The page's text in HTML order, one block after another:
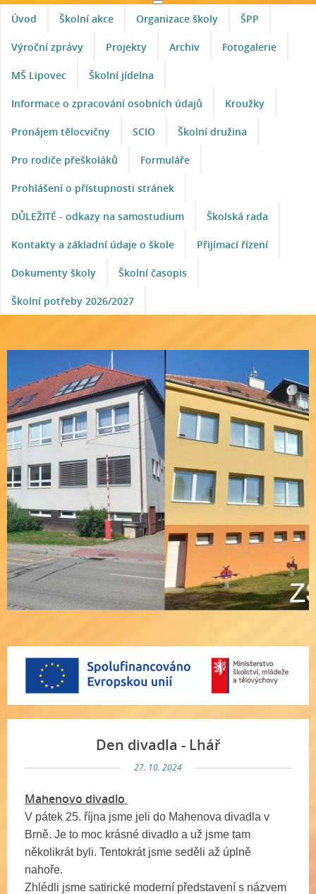
Úvod Školní akce Organizace školy ŠPP
Výroční zprávy Projekty Archiv Fotogalerie
MŠ Lipovec Školní jídelna
Informace o zpracování osobních údajů Kroužky
Pronájem tělocvičny SCIO Školní družina
Pro rodiče přeškoláků Formuláře
Prohlášení o přístupnosti stránek
DŮLEŽITÉ - odkazy na samostudium Školská rada
Kontakty a základní údaje o škole Přijímací řízení
Dokumenty školy Školní časopis
Školní potřeby 2026/2027
Den divadla - Lhář
27. 10. 2024
Mahenovo divadlo
V pátek 25. října jsme jeli do Mahenova divadla v
Brně. Je to moc krásné divadlo a už jsme tam
několikrát byli. Tentokrát jsme seděli až úplně
nahoře.
Zhlédli jsme satirické moderní představení s názvem